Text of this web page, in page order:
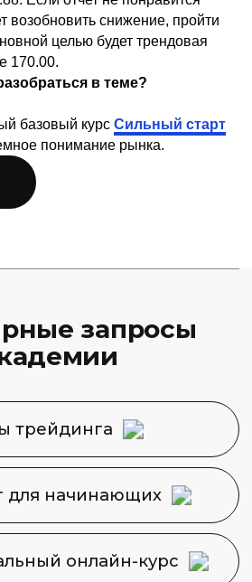
возобновить снижение, пройти
целью будет трендовая
170.00.
в теме?
базовый курс Сильный старт
понимание рынка.
15, корп. 22